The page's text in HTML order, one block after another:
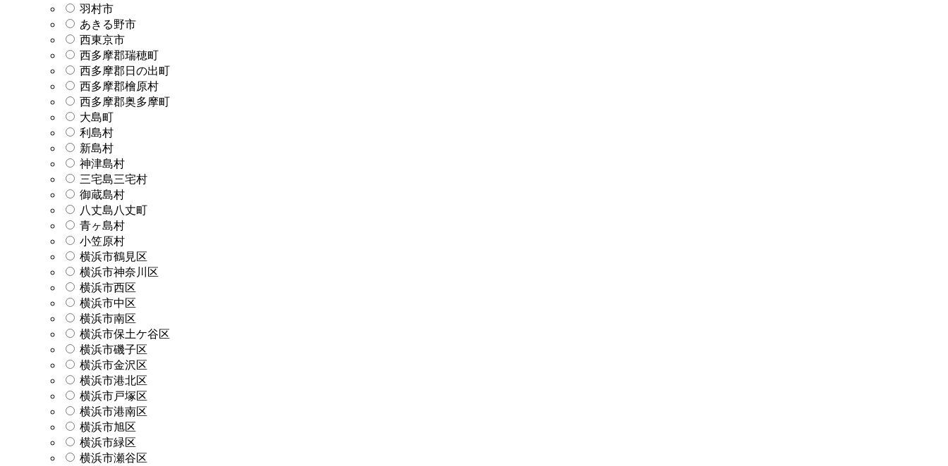
羽村市
あきる野市
西東京市
西多摩郡瑞穂町
西多摩郡日の出町
西多摩郡檜原村
西多摩郡奥多摩町
大島町
利島村
新島村
神津島村
三宅島三宅村
御蔵島村
八丈島八丈町
青ヶ島村
小笠原村
横浜市鶴見区
横浜市神奈川区
横浜市西区
横浜市中区
横浜市南区
横浜市保土ケ谷区
横浜市磯子区
横浜市金沢区
横浜市港北区
横浜市戸塚区
横浜市港南区
横浜市旭区
横浜市緑区
横浜市瀬谷区